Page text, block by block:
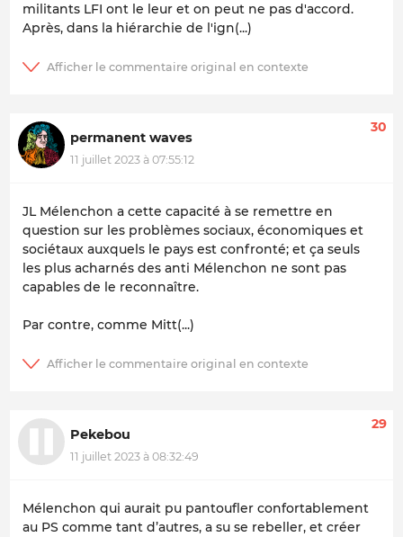
militants LFI ont le leur et on peut ne pas d'accord.
Après, dans la hiérarchie de l'ign(...)
permanent waves
11 juillet 2023 à 07:55:12
30
JL Mélenchon a cette capacité à se remettre en
question sur les problèmes sociaux, économiques et
sociétaux auxquels le pays est confronté; et ça seuls
les plus acharnés des anti Mélenchon ne sont pas
capables de le reconnaître.
Par contre, comme Mitt(...)
Pekebou
11 juillet 2023 à 08:32:49
29
Mélenchon qui aurait pu pantoufler confortablement
au PS comme tant d’autres, a su se rebeller, et créer